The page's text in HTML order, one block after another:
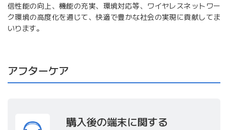
信性能の向上、機能の充実、環境対応等、ワイヤレスネットワー
ク環境の高度化を通じて、快適で豊かな社会の実現に貢献してま
いります。
アフターケア
購入後の端末に関する